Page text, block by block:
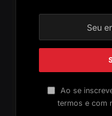
Ao se
termos e com